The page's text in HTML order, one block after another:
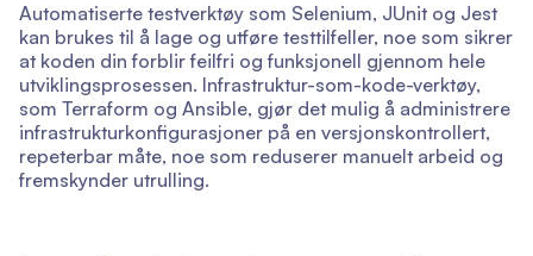
Automatiserte testverktøy som Selenium, JUnit og Jest
kan brukes til å lage og utføre testtilfeller, noe som sikrer
at koden din forblir feilfri og funksjonell gjennom hele
utviklingsprosessen. Infrastruktur-som-kode-verktøy,
som Terraform og Ansible, gjør det mulig å administrere
infrastrukturkonfigurasjoner på en versjonskontrollert,
repeterbar måte, noe som reduserer manuelt arbeid og
fremskynder utrulling.